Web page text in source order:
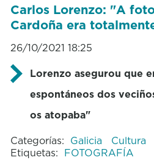
Carlos Lorenzo: "A
Cardoña era
26/10/2021 18:25
Lorenzo asegurou que
espontáneos dos
os atopaba"
Categorías: Galicia Cultura
Etiquetas: FOTOGRAFÍA